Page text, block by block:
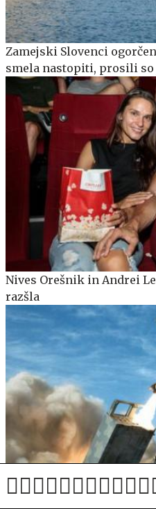
Zamejski Slovenci
smela nastopiti, prosili so
Nives Orešnik in Andrei
razšla